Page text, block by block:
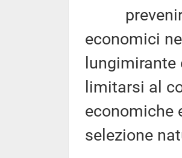
prevenire
economici
lungimirante
limitarsi al
economiche
selezione